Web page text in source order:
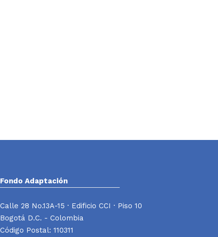
Fondo Adaptación
Calle 28 No.13A-15 · Edificio CCI · Piso 10
Bogotá D.C. - Colombia
Código Postal: 110311